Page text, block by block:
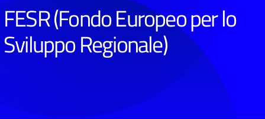
FESR (Fondo Europeo per lo
Sviluppo Regionale)